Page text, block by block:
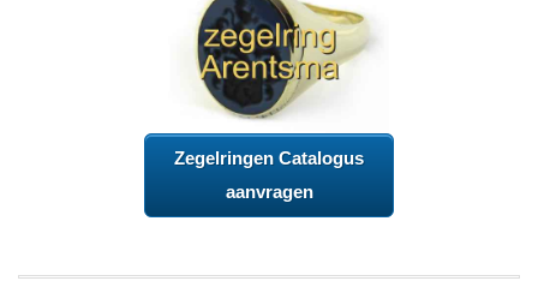
Zegelringen Catalogus
aanvragen